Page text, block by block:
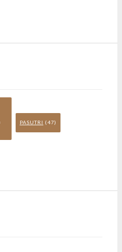
PASUTRI (47)